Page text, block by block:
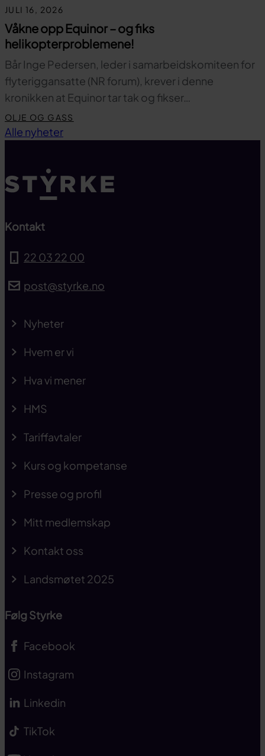
JULI 16, 2026
Våkne opp Equinor – og fiks
helikopterproblemene!
Bår Inge Pedersen, leder i samarbeidskomiteen for
flyteriggansatte (NR forum), krever i denne
kronikken at Equinor tar tak og fikser…
OLJE OG GASS
Alle nyheter
Kontakt
22 03 22 00
post@styrke.no
Nyheter
Hvem er vi
Hva vi mener
HMS
Tariffavtaler
Kurs og kompetanse
Presse og profil
Mitt medlemskap
Kontakt oss
Landsmøtet 2025
Følg Styrke
Facebook
Instagram
Linkedin
TikTok